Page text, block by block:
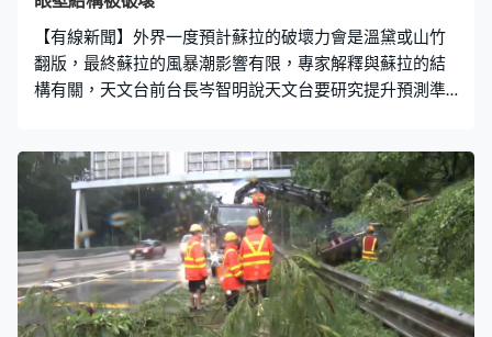
【有線新聞】外界一度預計蘇拉的破壞力會是溫黛或山竹
翻版，最終蘇拉的風暴潮影響有限，專家解釋與蘇拉的結
構有關，天文台前台長岑智明說天文台要研究提升預測準
高持續風速達每小時210公里，是歷來最強的颱風，幸運
的是，沒有成為溫黛或山竹翻版，專家說跟蘇拉的結構有
關。 香港氣象學會發言人梁榮武：「是一個小的颱風，強
而小的颱風。影響範圍未必很大，回看風力分布，最大風
都是在南面的地方。山竹是一個很大的颱風，全港影響的
範圍很嚴重。」 蘇拉的風暴潮影響亦未如天文台預計，梁
榮武解釋蘇拉中心附近最低海平面氣壓有980百帕斯卡，